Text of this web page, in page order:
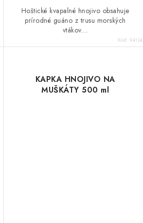
Hoštické kvapalné hnojivo obsahuje
prírodné guáno z trusu morských
vtákov....
Kód: 94124
KAPKA HNOJIVO NA
MUŠKÁTY 500 ml